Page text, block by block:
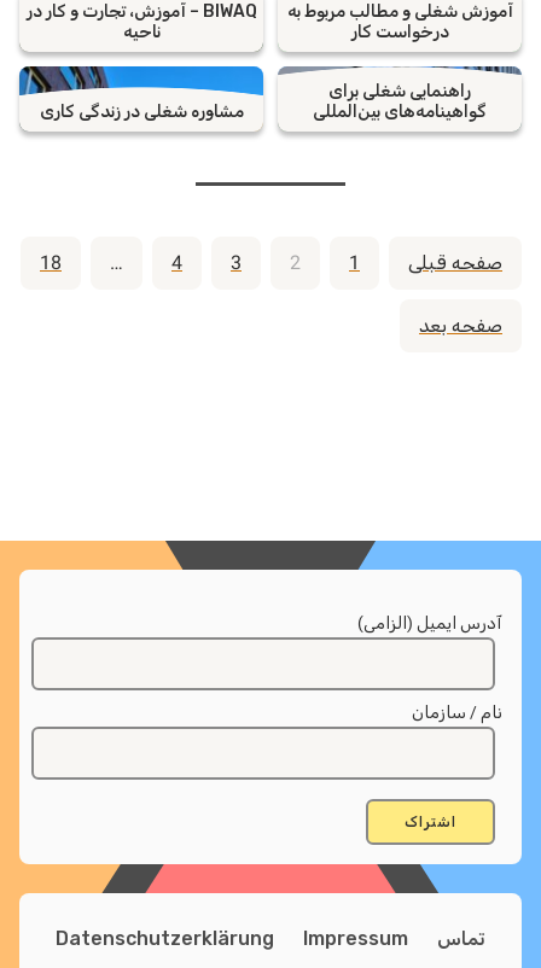
آموزش شغلی و مطالب مربوط به
درخواست کار
BIWAQ – آموزش، تجارت و کار در
ناحیه
راهنمایی شغلی برای
گواهینامه‌های بین‌المللی
مشاوره شغلی در زندگی کاری
صفحه‌بندی
نوشته‌ها
صفحه قبلی 1
2
3
4
…
18
صفحه بعد
آدرس ایمیل (الزامی)
نام / سازمان
تماس Impressum
Datenschutzerklärung